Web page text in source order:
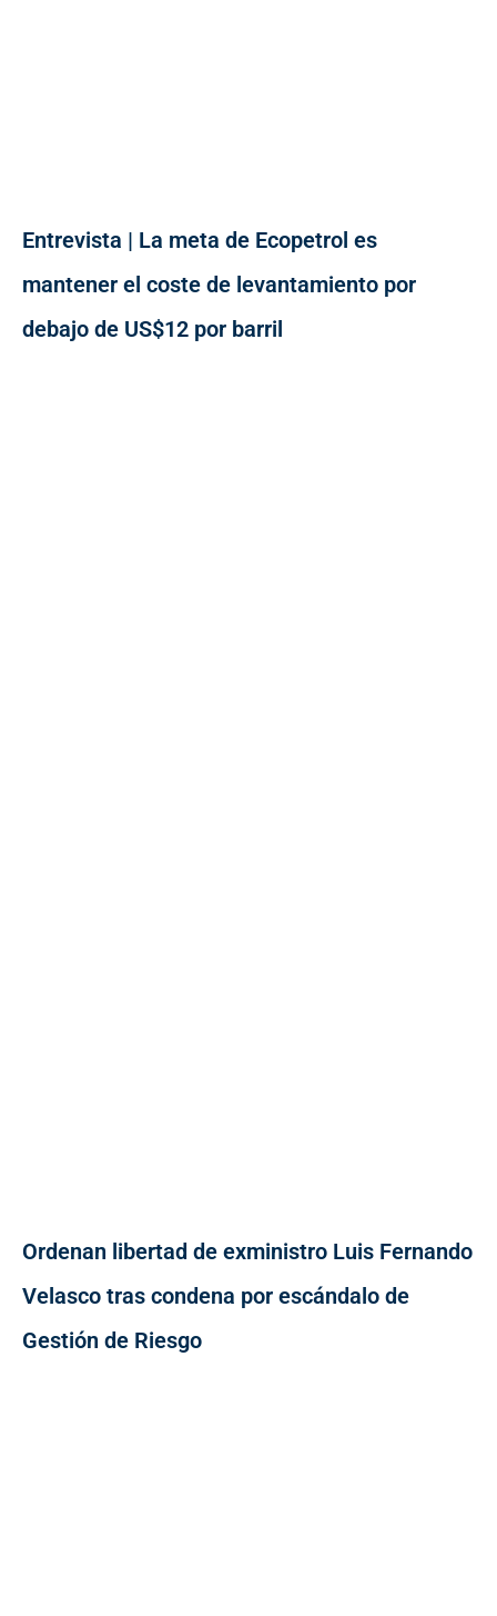
Entrevista | La meta de Ecopetrol es
mantener el coste de levantamiento por
debajo de US$12 por barril
Ordenan libertad de exministro Luis Fernando
Velasco tras condena por escándalo de
Gestión de Riesgo